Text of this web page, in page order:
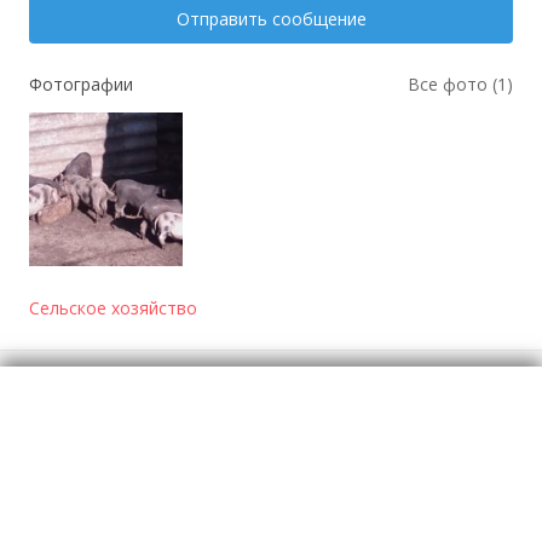
Отправить сообщение
Фотографии Все фото (1)
Сельское хозяйство